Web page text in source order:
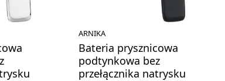
ARNIKA
Bateria prysznicowa
podtynkowa bez
przełącznika natrysku